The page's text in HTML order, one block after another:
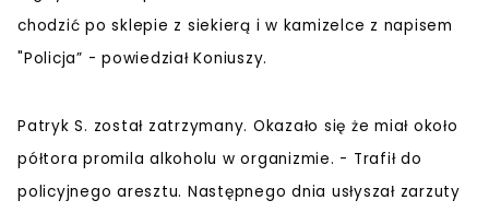
chodzić po sklepie z siekierą i w kamizelce z napisem
"Policja” - powiedział Koniuszy.
Patryk S. został zatrzymany. Okazało się że miał około
półtora promila alkoholu w organizmie. - Trafił do
policyjnego aresztu. Następnego dnia usłyszał zarzuty